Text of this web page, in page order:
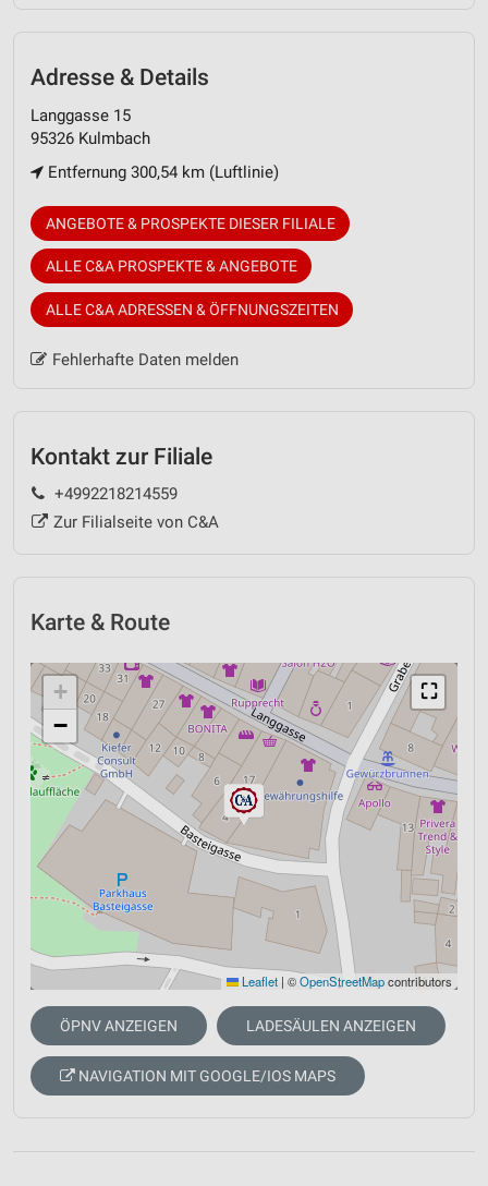
Adresse & Details
Langgasse 15
95326 Kulmbach
Entfernung 300,54 km (Luftlinie)
ANGEBOTE & PROSPEKTE DIESER FILIALE
ALLE C&A PROSPEKTE & ANGEBOTE
ALLE C&A ADRESSEN & ÖFFNUNGSZEITEN
Fehlerhafte Daten melden
Kontakt zur Filiale
+4992218214559
Zur Filialseite von C&A
Karte & Route
⛶
+
−
Leaflet | ©OpenStreetMapcontributors
ÖPNV ANZEIGEN LADESÄULEN ANZEIGEN
NAVIGATION MIT GOOGLE/IOS MAPS